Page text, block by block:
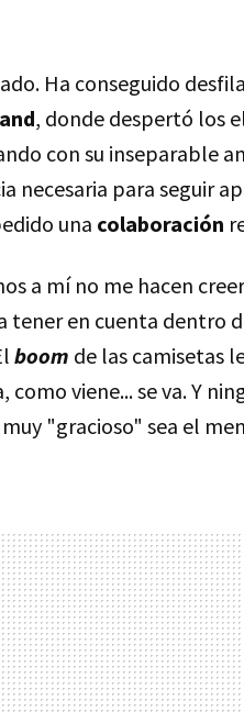
Ha conseguido
, donde despertó los
con su inseparable
necesaria para seguir
una colaboración
a mí no me hacen
tener en cuenta dentro
boom de las camisetas
viene... se va. Y
"gracioso" sea el